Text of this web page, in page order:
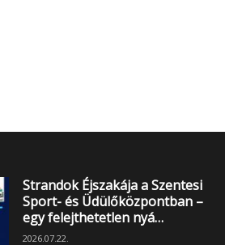
Strandok Éjszakája a Szentesi
Sport- és Üdülőközpontban –
egy felejthetetlen nyá…
2026.07.22.